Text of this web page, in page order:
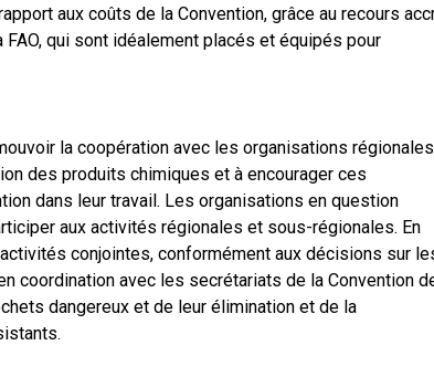
aux coûts de la Convention, grâce au recours
qui sont idéalement placés et équipés pour
la coopération avec les organisations
des produits chimiques et à encourager ces
dans leur travail. Les organisations en question
aux activités régionales et sous-régionales. En
conjointes, conformément aux décisions sur
coordination avec les secrétariats de la Convention
dangereux et de leur élimination et de la